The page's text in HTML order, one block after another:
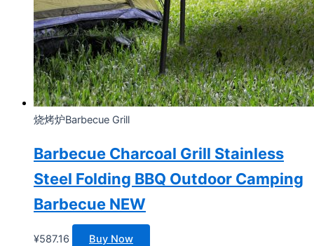
烧烤炉Barbecue Grill
Barbecue Charcoal Grill Stainless
Steel Folding BBQ Outdoor Camping
Barbecue NEW
¥587.16 Buy Now